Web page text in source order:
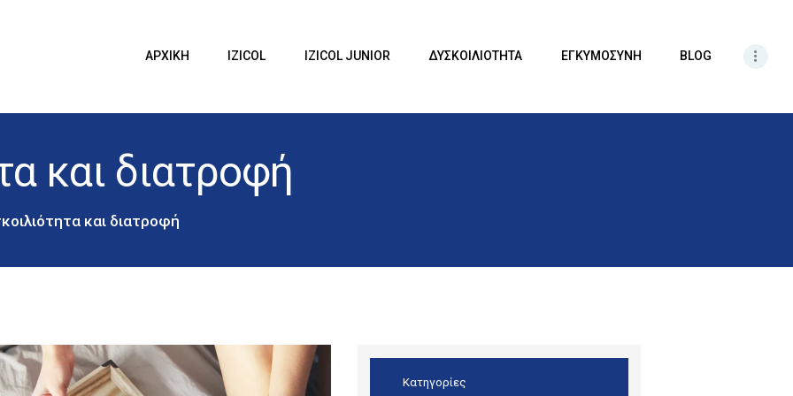
ΑΡΧΙΚΗ IZICOL IZICOL JUNIOR ΔΥΣΚΟΙΛΙΟΤΗΤΑ ΕΓΚΥΜΟΣΥΝΗ BLOG
και διατροφή
και διατροφή
Izicol
ΕΓΚΥΜΟΣΥΝΗ
ΕΠΙΚΟΙΝΩΝΙΑ
Κατηγορίες